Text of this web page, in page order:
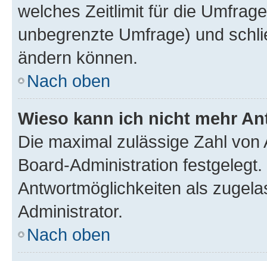
welches Zeitlimit für die
unbegrenzte Umfrage) und
ändern können.
Nach oben
Wieso kann ich nicht mehr
Die maximal zulässige Zahl
Board-Administration
Antwortmöglichkeiten als
Administrator.
Nach oben